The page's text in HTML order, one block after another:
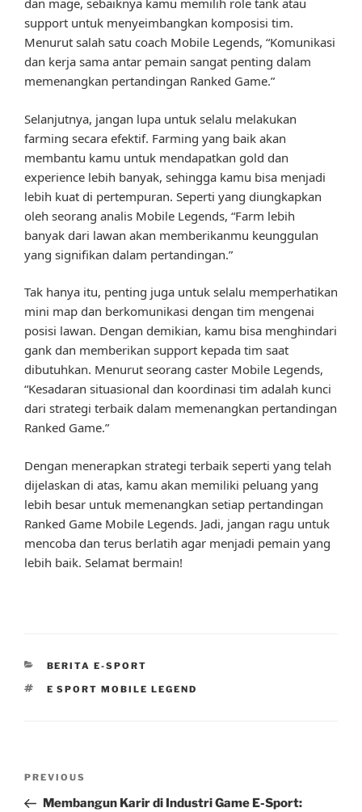
dan mage, sebaiknya kamu memilih role tank atau
support untuk menyeimbangkan komposisi tim.
Menurut salah satu coach Mobile Legends, “Komunikasi
dan kerja sama antar pemain sangat penting dalam
memenangkan pertandingan Ranked Game.”
Selanjutnya, jangan lupa untuk selalu melakukan
farming secara efektif. Farming yang baik akan
membantu kamu untuk mendapatkan gold dan
experience lebih banyak, sehingga kamu bisa menjadi
lebih kuat di pertempuran. Seperti yang diungkapkan
oleh seorang analis Mobile Legends, “Farm lebih
banyak dari lawan akan memberikanmu keunggulan
yang signifikan dalam pertandingan.”
Tak hanya itu, penting juga untuk selalu memperhatikan
mini map dan berkomunikasi dengan tim mengenai
posisi lawan. Dengan demikian, kamu bisa menghindari
gank dan memberikan support kepada tim saat
dibutuhkan. Menurut seorang caster Mobile Legends,
“Kesadaran situasional dan koordinasi tim adalah kunci
dari strategi terbaik dalam memenangkan pertandingan
Ranked Game.”
Dengan menerapkan strategi terbaik seperti yang telah
dijelaskan di atas, kamu akan memiliki peluang yang
lebih besar untuk memenangkan setiap pertandingan
Ranked Game Mobile Legends. Jadi, jangan ragu untuk
mencoba dan terus berlatih agar menjadi pemain yang
lebih baik. Selamat bermain!
CATEGORIES
BERITA E-SPORT
TAGS
E SPORT MOBILE LEGEND
Previous
Post
PREVIOUS
Membangun Karir di Industri Game E-Sport: